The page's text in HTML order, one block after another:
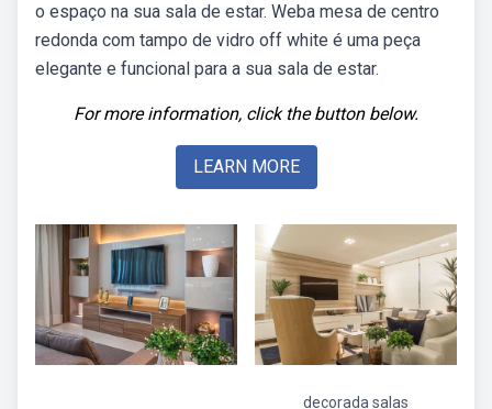
o espaço na sua sala de estar. Weba mesa de centro
redonda com tampo de vidro off white é uma peça
elegante e funcional para a sua sala de estar.
For more information, click the button below.
LEARN MORE
decorada salas